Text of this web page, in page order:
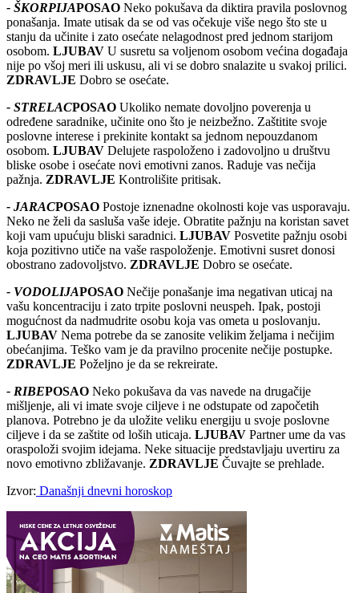
- ŠKORPIJAPOSAO Neko pokušava da diktira pravila poslovnog
ponašanja. Imate utisak da se od vas očekuje više nego što ste u
stanju da učinite i zato osećate nelagodnost pred jednom starijom
osobom. LJUBAV U susretu sa voljenom osobom većina događaja
nije po všoj meri ili uskusu, ali vi se dobro snalazite u svakoj prilici.
ZDRAVLJE Dobro se osećate.
- STRELACPOSAO Ukoliko nemate dovoljno poverenja u
određene saradnike, učinite ono što je neizbežno. Zaštitite svoje
poslovne interese i prekinite kontakt sa jednom nepouzdanom
osobom. LJUBAV Delujete raspoloženo i zadovoljno u društvu
bliske osobe i osećate novi emotivni zanos. Raduje vas nečija
pažnja. ZDRAVLJE Kontrolišite pritisak.
- JARACPOSAO Postoje iznenadne okolnosti koje vas usporavaju.
Neko ne želi da sasluša vaše ideje. Obratite pažnju na koristan savet
koji vam upućuju bliski saradnici. LJUBAV Posvetite pažnju osobi
koja pozitivno utiče na vaše raspoloženje. Emotivni susret donosi
obostrano zadovoljstvo. ZDRAVLJE Dobro se osećate.
- VODOLIJAPOSAO Nečije ponašanje ima negativan uticaj na
vašu koncentraciju i zato trpite poslovni neuspeh. Ipak, postoji
mogućnost da nadmudrite osobu koja vas ometa u poslovanju.
LJUBAV Nema potrebe da se zanosite velikim željama i nečijim
obećanjima. Teško vam je da pravilno procenite nečije postupke.
ZDRAVLJE Poželjno je da se rekreirate.
- RIBEPOSAO Neko pokušava da vas navede na drugačije
mišljenje, ali vi imate svoje ciljeve i ne odstupate od započetih
planova. Potrebno je da uložite veliku energiju u svoje poslovne
ciljeve i da se zaštite od loših uticaja. LJUBAV Partner ume da vas
oraspoloži svojim idejama. Neke situacije predstavljaju uvertiru za
novo emotivno zbližavanje. ZDRAVLJE Čuvajte se prehlade.
Izvor: Današnji dnevni horoskop